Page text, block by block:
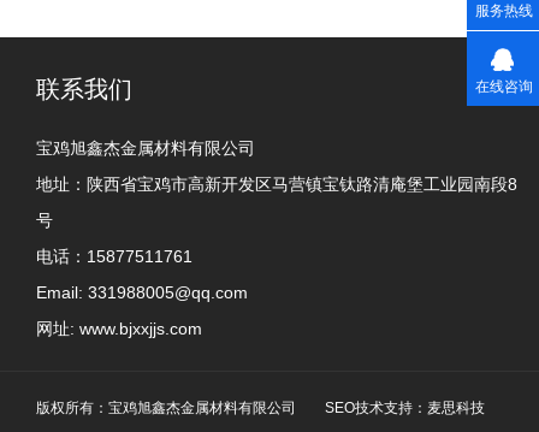
联系我们
宝鸡旭鑫杰金属材料有限公司
地址：陕西省宝鸡市高新开发区马营镇宝钛路清庵堡工业园南段8
号
电话：15877511761
Email: 331988005@qq.com
网址: www.bjxxjjs.com
版权所有：宝鸡旭鑫杰金属材料有限公司 SEO技术支持： 麦思科技
服务热线
在线咨询